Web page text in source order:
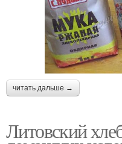
читать дальше →
Литовский